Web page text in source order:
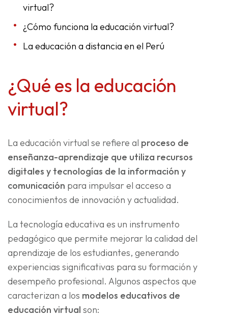
virtual?
¿Cómo funciona la educación virtual?
La educación a distancia en el Perú
¿Qué es la educación
virtual?
La educación virtual se refiere al proceso de
enseñanza-aprendizaje que utiliza recursos
digitales y tecnologías de la información y
comunicación para impulsar el acceso a
conocimientos de innovación y actualidad.
La tecnología educativa es un instrumento
pedagógico que permite mejorar la calidad del
aprendizaje de los estudiantes, generando
experiencias significativas para su formación y
desempeño profesional. Algunos aspectos que
caracterizan a los modelos educativos de
educación virtual son: